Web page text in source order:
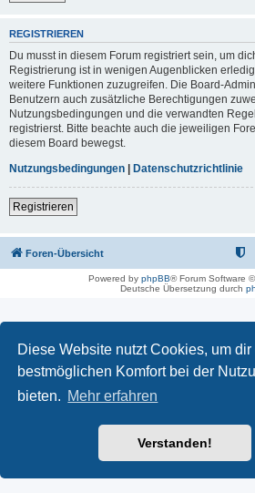
Diese Website nutzt Cookies, um dir
bestmöglichen Komfort bei der
bieten. Mehr erfahren
Verstanden!
REGISTRIEREN
Du musst in diesem Forum registriert sein, um
Registrierung ist in wenigen Augenblicken
weitere Funktionen zuzugreifen. Die Board-
Benutzern auch zusätzliche Berechtigungen
Nutzungsbedingungen und die verwandten
registrierst. Bitte beachte auch die jeweiligen
diesem Board bewegst.
Nutzungsbedingungen | Datenschutzrichtlinie
Registrieren
Foren-Übersicht
Powered by phpBB® Forum Software
Deutsche Übersetzung durch